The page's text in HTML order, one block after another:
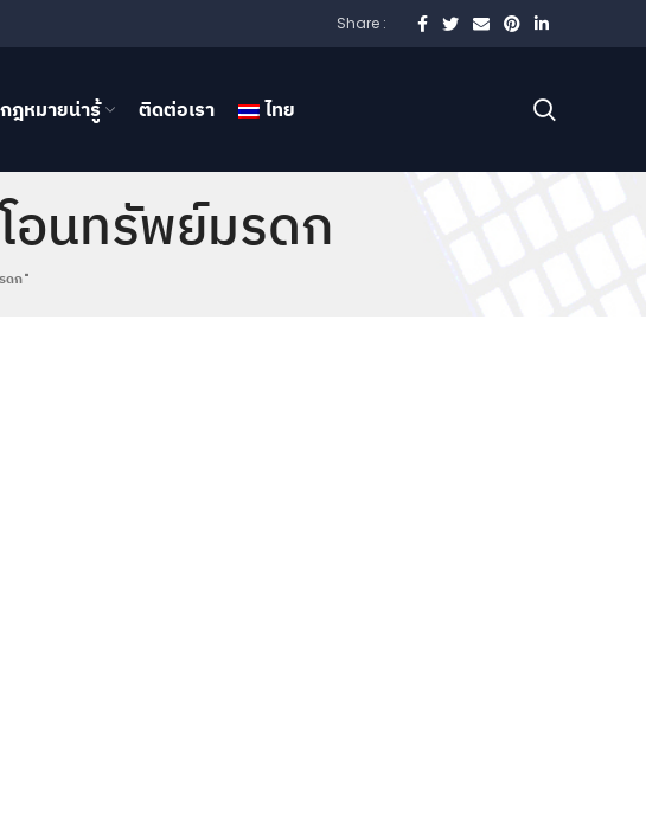
Share :
ฎหมายน่ารู้ ติดต่อเรา ไทย
อนทรัพย์มรดก
ดก"